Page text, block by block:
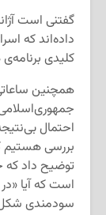
گفتنی است
داده‌اند که
کلیدی
همچنین
احتمال
بررسی هستیم
توضیح داد
است که آیا
سودمندی شکل